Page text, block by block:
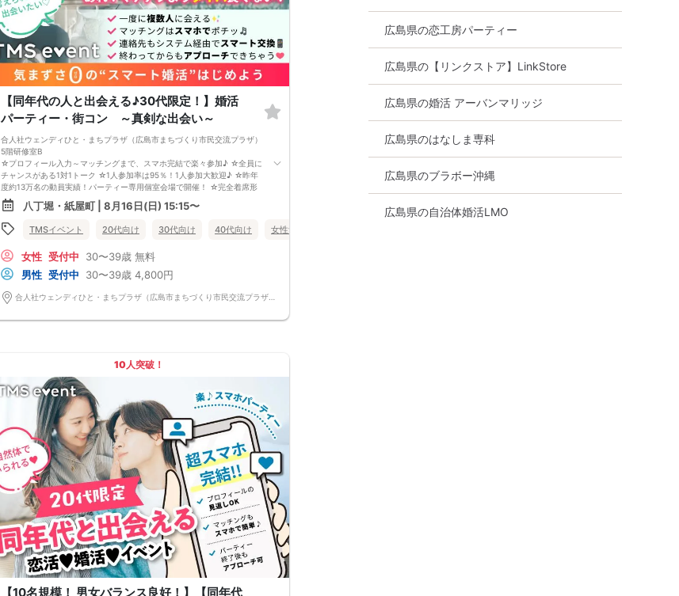
にお集まり頂きます。
_/_/_/_/_/_/_/_/_/_/_/_/_/_/_/_/_/_/_/_/_/_/_/_/_/
《注意事項》
受付は開催時間の15分前から5分前までです。
開始時間の《5分前まで》にご来店ください。
遅刻をされますと、参加者のご迷惑になり
ますので、余裕をもってご来店ください。
-------------------------------------------------
参加費は 当日【現金】でお支払い下さい。
※現金以外のお取り扱いはございません。
ご本人様確認書類
（運転免許証・マイナンバーカード等
の顔写真付き証明書）ご提示をお願い致します。
-------------------------------------------------
開催当日及び前日の参加キャンセルは、
他の参加者のご迷惑になりますので、
くれぐれもされないようご注意ください。
-------------------------------------------------
パーティー予約の状況や参加者からの
キャンセルにより、止むを得ずパーテ
ィーを中止をすることがございます。
その際は、開催時間の1時間前までに
メール・オミカレメッセージ機能にて
ご連絡させていただきます。
最低施行人数：4対4程度
-------------------------------------------------
【同年代の人と出会える♪30代限定！】婚活
パーティー・街コン ～真剣な出会い～
合人社ウェンディひと・まちプラザ（広島市まちづくり市民交流プラザ）
5階研修室B
☆プロフィール入力～マッチングまで、スマホ完結で楽々参加♪ ☆全員に
チャンスがある1対1トーク ☆1人参加率は95％！1人参加大歓迎♪ ☆昨年
度約13万名の動員実績！パーティー専用個室会場で開催！ ☆完全着席形
式＆スタッフによる席替案内を徹底！ ☆イベント後も気になる異性に連
絡先が送れる♪（※アフターアプローチ機能） スタッフの進行で全員の方
とお話できるので、フリータイムで放置されて人気の方と一度もお話でき
ずに気が付いたらイベント終了・・・ということは一切ありません！
なります） ・最新版Google Chromeか最新版Safariを使用可能なスマホ
（こちらのパーティーはスマホを使用したパーティーになります。システ
ムの関係上、カードスタイルに切り替えて催行する場合がございます。）
・なるべくお釣銭がでないようご用意いただけますと幸いです。 【ご参
加前にご確認ください】 ・Wi-Fiの用意はありませんので、ネット環境が
万全でない場合にはご参加いただけません。 ・充電器の貸し出しは行っ
が変更になる場合がございます。 参加年齢と参加条件は変更されません
のでご安心ください。
八丁堀・紙屋町 | 8月16日(日) 15:15〜
TMSイベント 20代向け 30代向け 40代向け 女性無料
女性 受付中 30〜39歳 無料
男性 受付中 30〜39歳 4,800円
10人突破！
【10名規模！ 男女バランス良好！】【同年代
広島県の恋工房パーティー
広島県の【リンクストア】LinkStore
広島県の婚活 アーバンマリッジ
広島県のはなしま専科
広島県のブラボー沖縄
広島県の自治体婚活LMO